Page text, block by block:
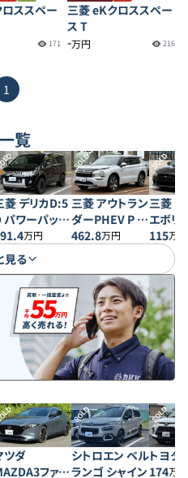
ススペー
171
三菱 eKクロススペー
ス T
-万円 216
1
覧
菱 デリカD:5
パワーパッケ
ジ 万円
SOLD
三菱 アウトラン
ダーPHEV P エ
グゼクティブパ
462.8万円
SOLD
三菱
エボリ
ン
115万円
見る
ツダ
ファス
SOLD
シトロエン ベル
ランゴ シャイン
SOLD
トヨタ
174万円